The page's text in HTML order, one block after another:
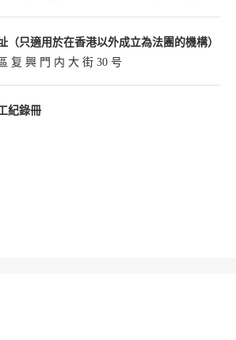
（只適用於在香港以外成立為法團的機構）
复 興 門 内 大 街 30 号
紀錄冊